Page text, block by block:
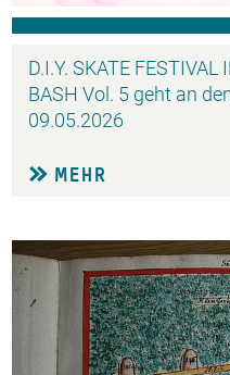
D.I.Y. SKATE
BASH Vol. 5 geht an
09.05.2026
MEHR